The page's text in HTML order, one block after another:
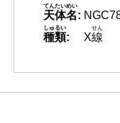
天体名
てんたいめい
:
種類
しゅるい
: X線
せん